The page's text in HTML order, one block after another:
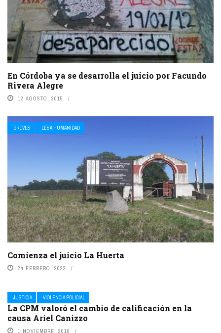
En Córdoba ya se desarrolla el juicio por Facundo
Rivera Alegre
12 AGOSTO, 2015
BREVES LESA HUMANIDAD
Comienza el juicio La Huerta
24 FEBRERO, 2022
JUSTICIA VIOLENCIA POLICIAL
La CPM valoró el cambio de calificación en la
causa Ariel Canizzo
1 NOVIEMBRE, 2016